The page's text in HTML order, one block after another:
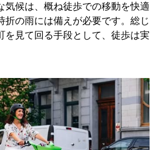
気候は、概ね徒歩での移動を快適
折の雨には備えが必要です。総じ
を見て回る手段として、徒歩は実